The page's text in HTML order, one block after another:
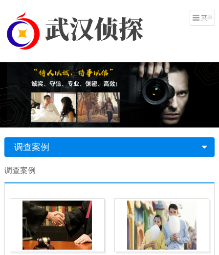
调查案例
调查案例